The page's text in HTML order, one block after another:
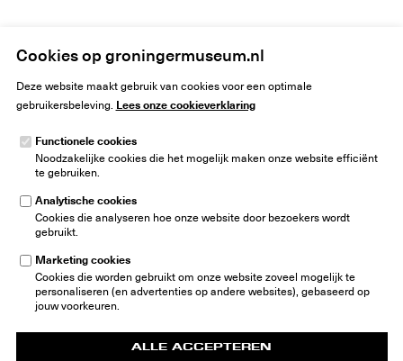
Cookies op groningermuseum.nl
Deze website maakt gebruik van cookies voor een optimale
gebruikersbeleving. Lees onze cookieverklaring
Functionele cookies
Noodzakelijke cookies die het mogelijk maken onze website efficiënt
te gebruiken.
Analytische cookies
Cookies die analyseren hoe onze website door bezoekers wordt
gebruikt.
Marketing cookies
Cookies die worden gebruikt om onze website zoveel mogelijk te
personaliseren (en advertenties op andere websites), gebaseerd op
jouw voorkeuren.
ALLE ACCEPTEREN
Groninger Museum
Nieuwsbrief